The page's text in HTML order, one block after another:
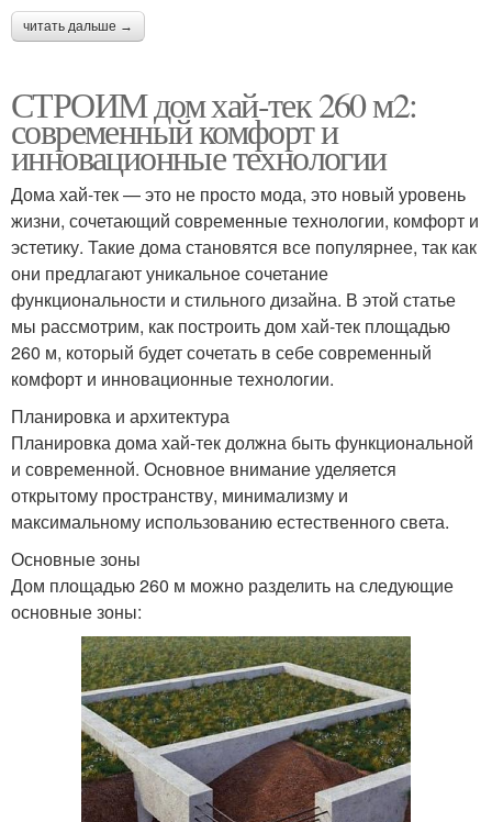
читать дальше →
СТРОИМ дом хай-тек 260 м2:
современный комфорт и
инновационные технологии
Дома хай-тек — это не просто мода, это новый уровень
жизни, сочетающий современные технологии, комфорт и
эстетику. Такие дома становятся все популярнее, так как
они предлагают уникальное сочетание
функциональности и стильного дизайна. В этой статье
мы рассмотрим, как построить дом хай-тек площадью
260 м, который будет сочетать в себе современный
комфорт и инновационные технологии.
Планировка и архитектура
Планировка дома хай-тек должна быть функциональной
и современной. Основное внимание уделяется
открытому пространству, минимализму и
максимальному использованию естественного света.
Основные зоны
Дом площадью 260 м можно разделить на следующие
основные зоны: